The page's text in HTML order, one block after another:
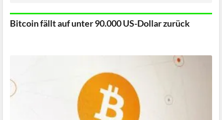
Bitcoin fällt auf unter 90.000 US-Dollar zurück